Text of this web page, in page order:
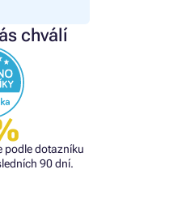
chválí
podle dotazníku
90 dní.